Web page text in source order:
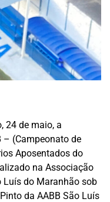
24 de maio, a
– (Campeonato de
Aposentados do
na Associação
Luís do Maranhão sob
da AABB São Luís